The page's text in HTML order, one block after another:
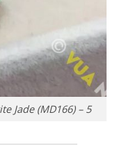
Jade (MD166) – 5